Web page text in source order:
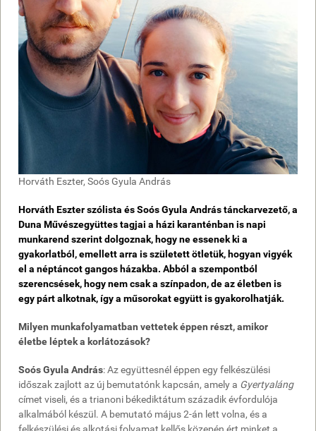
Horváth Eszter, Soós Gyula András
Horváth Eszter szólista és Soós Gyula András tánckarvezető, a
Duna Művészegyüttes tagjai a házi karanténban is napi
munkarend szerint dolgoznak, hogy ne essenek ki a
gyakorlatból, emellett arra is született ötletük, hogyan vigyék
el a néptáncot gangos házakba. Abból a szempontból
szerencsések, hogy nem csak a színpadon, de az életben is
egy párt alkotnak, így a műsorokat együtt is gyakorolhatják.
Milyen munkafolyamatban vettetek éppen részt, amikor
életbe léptek a korlátozások?
Soós Gyula András: Az együttesnél éppen egy felkészülési
időszak zajlott az új bemutatónk kapcsán, amely a Gyertyaláng
címet viseli, és a trianoni békediktátum századik évfordulója
alkalmából készül. A bemutató május 2-án lett volna, és a
felkészülési és alkotási folyamat kellős közepén ért minket a